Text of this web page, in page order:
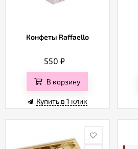
Конфеты Raffaello
550 ₽
В корзину
Купить в 1 клик